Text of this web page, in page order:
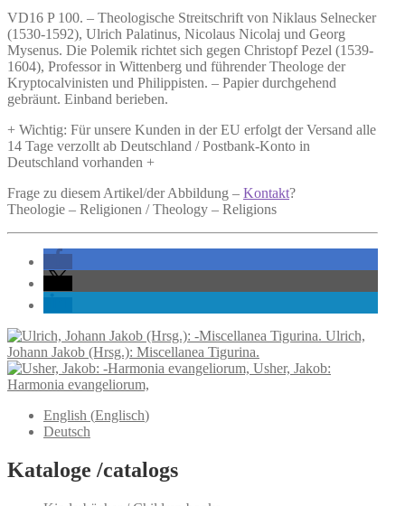
VD16 P 100. – Theologische Streitschrift von Niklaus Selnecker
(1530-1592), Ulrich Palatinus, Nicolaus Nicolaj und Georg
Mysenus. Die Polemik richtet sich gegen Christopf Pezel (1539-
1604), Professor in Wittenberg und führender Theologe der
Kryptocalvinisten und Philippisten. – Papier durchgehend
gebräunt. Einband berieben.
+ Wichtig: Für unsere Kunden in der EU erfolgt der Versand alle
14 Tage verzollt ab Deutschland / Postbank-Konto in
Deutschland vorhanden +
Frage zu diesem Artikel/der Abbildung – Kontakt?
Theologie – Religionen / Theology – Religions
Ulrich,
Johann Jakob (Hrsg.): Miscellanea Tigurina.
Usher, Jakob:
Harmonia evangeliorum,
English (Englisch)
Deutsch
Kataloge /catalogs